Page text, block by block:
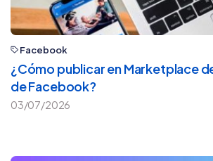
Facebook
¿Cómo publicar en Marketplace
de Facebook?
03/07/2026